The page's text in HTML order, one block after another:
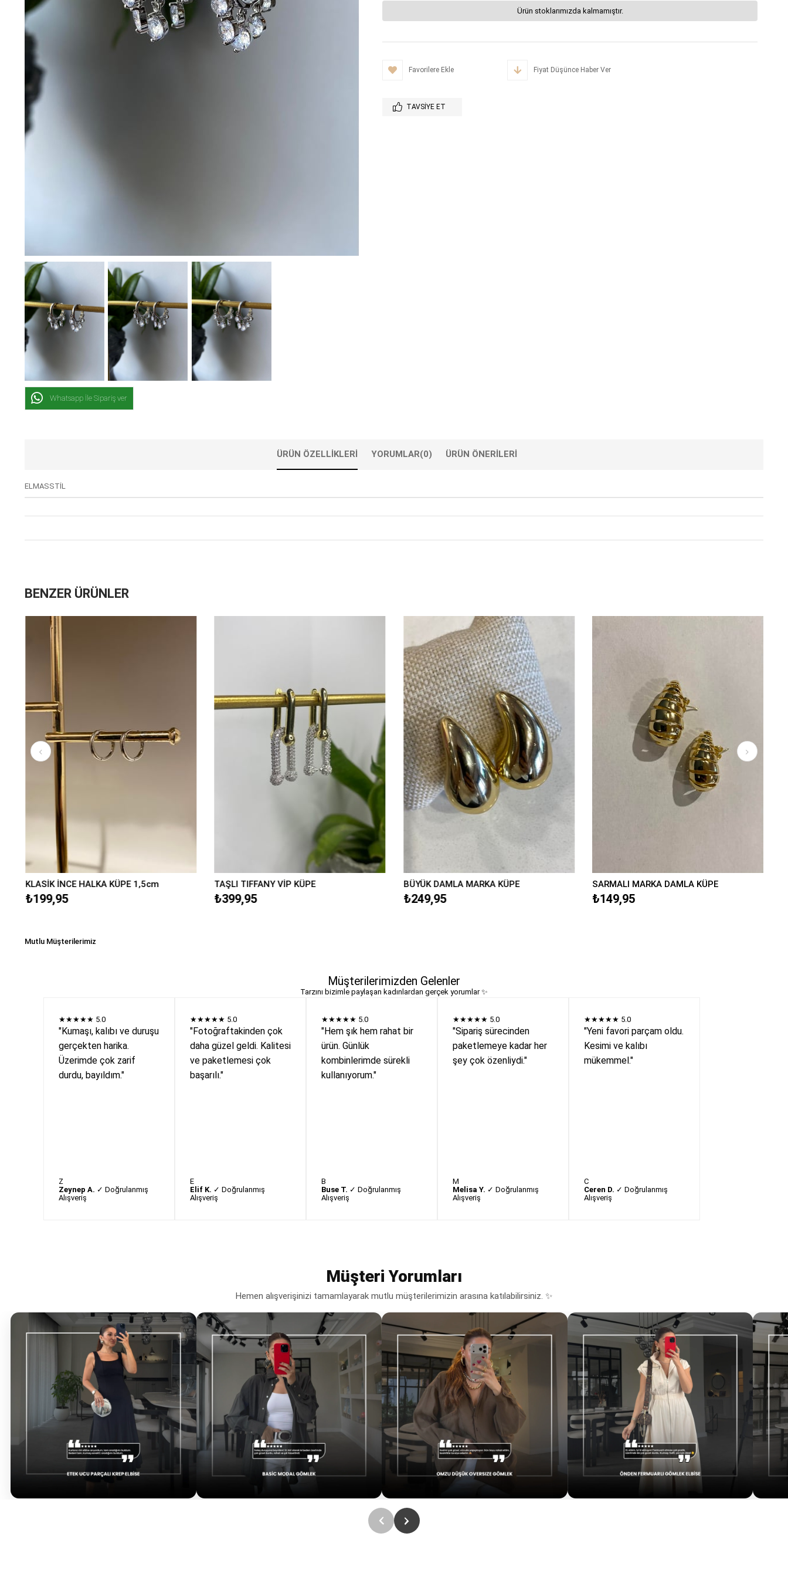
Whatsapp İle Sipariş ver
Ürün stoklarımızda kalmamıştır.
Favorilere Ekle Fiyat Düşünce Haber Ver
TAVSIYE ET
ÜRÜN ÖZELLIKLERI YORUMLAR(0) ÜRÜN ÖNERILERI
ELMASSTİL
BENZER ÜRÜNLER
KLASİK İNCE HALKA KÜPE 1,5cm
₺199,95
TAŞLI TIFFANY VİP KÜPE
₺399,95
BÜYÜK DAMLA MARKA KÜPE
₺249,95
SARMALI MARKA DAMLA KÜPE
₺149,95
Mutlu Müşterilerimiz
Müşterilerimizden Gelenler
Tarzını bizimle paylaşan kadınlardan gerçek yorumlar ✨
★★★★★ 5.0
"Kumaşı, kalıbı ve duruşu
gerçekten harika.
Üzerimde çok zarif
durdu, bayıldım."
Z
Zeynep A. ✓ Doğrulanmış
Alışveriş
★★★★★ 5.0
"Fotoğraftakinden çok
daha güzel geldi. Kalitesi
ve paketlemesi çok
başarılı."
E
Elif K. ✓ Doğrulanmış
Alışveriş
★★★★★ 5.0
"Hem şık hem rahat bir
ürün. Günlük
kombinlerimde sürekli
kullanıyorum."
B
Buse T. ✓ Doğrulanmış
Alışveriş
★★★★★ 5.0
"Sipariş sürecinden
paketlemeye kadar her
şey çok özenliydi."
M
Melisa Y. ✓ Doğrulanmış
Alışveriş
★★★★★ 5.0
"Yeni favori parçam oldu.
Kesimi ve kalıbı
mükemmel."
C
Ceren D. ✓ Doğrulanmış
Alışveriş
Müşteri Yorumları
Hemen alışverişinizi tamamlayarak mutlu müşterilerimizin arasına katılabilirsiniz. ✨